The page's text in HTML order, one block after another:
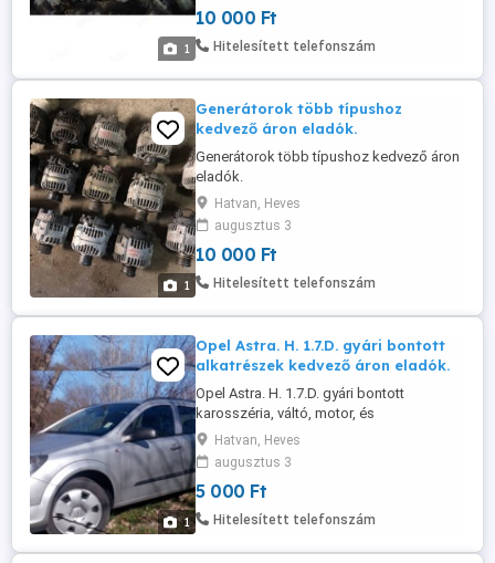
1
10 000 Ft
Hitelesített telefonszám
1
Generátorok több típushoz
kedvező áron eladók.
Generátorok több típushoz kedvező áron
eladók.
Hatvan, Heves
augusztus 3
10 000 Ft
Hitelesített telefonszám
1
Opel Astra. H. 1.7.D. gyári bontott
alkatrészek kedvező áron eladók.
Opel Astra. H. 1.7.D. gyári bontott
karosszéria, váltó, motor, és
motoralkatrészek kedvező áron eladók.
Hatvan, Heves
augusztus 3
5 000 Ft
Hitelesített telefonszám